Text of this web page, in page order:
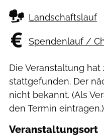
Landschaftslauf
Spendenlauf /
Die Veranstaltung hat
stattgefunden. Der
nicht bekannt. (Als
den Termin eintragen.)
Veranstaltungsort